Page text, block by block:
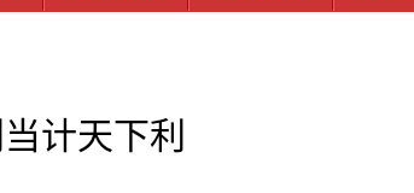
计天下利